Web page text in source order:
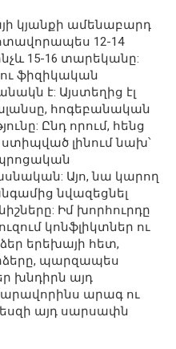
կյանքի ամենաբարդ
12-14
15-16 տարեկանը:
ֆիզիկական
է: Այստեղից էլ
հոգեբանական
Ընդ որում, հենց
լինում նախ՝
Այո, նա կարող
նվազեցնել
Իմ խորհուրդը
կոնֆլիկտներ ու
երեխայի հետ,
պարզապես
խնդիրն այդ
արագ ու
այդ սարսափն